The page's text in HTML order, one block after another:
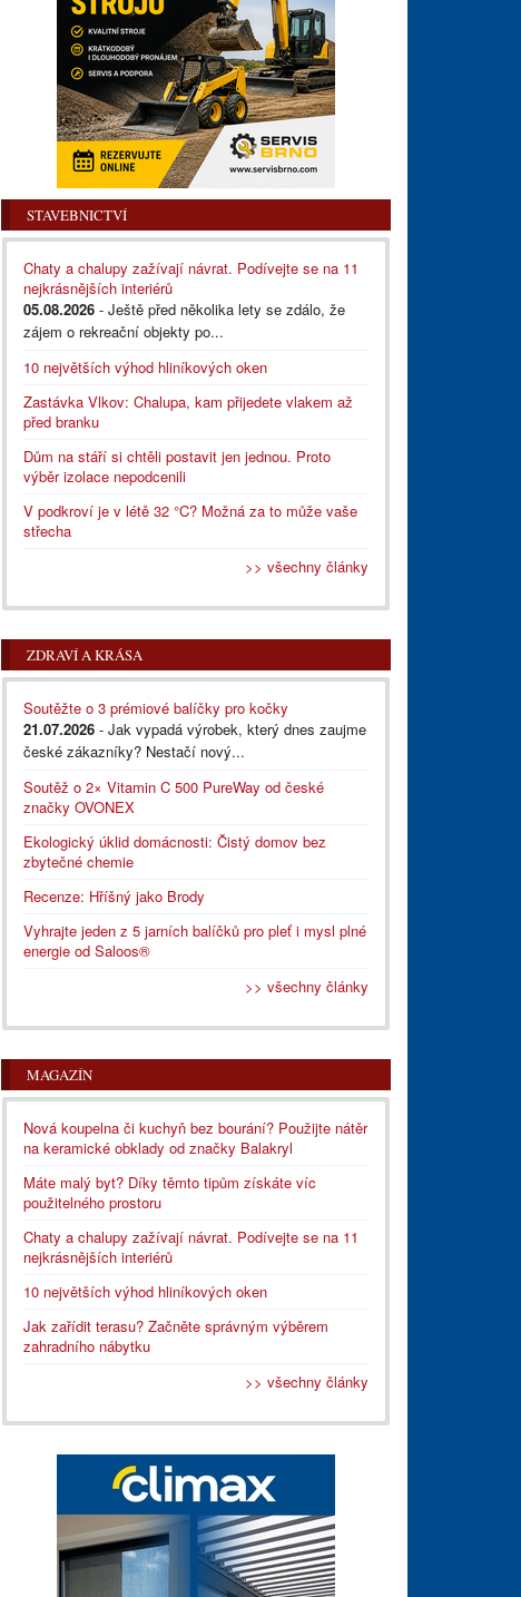
STAVEBNICTVÍ
Chaty a chalupy zažívají návrat. Podívejte se na 11
nejkrásnějších interiérů
05.08.2026 - Ještě před několika lety se zdálo, že
zájem o rekreační objekty po...
10 největších výhod hliníkových oken
Zastávka Vlkov: Chalupa, kam přijedete vlakem až
před branku
Dům na stáří si chtěli postavit jen jednou. Proto
výběr izolace nepodcenili
V podkroví je v létě 32 °C? Možná za to může vaše
střecha
>> všechny články
ZDRAVÍ A KRÁSA
Soutěžte o 3 prémiové balíčky pro kočky
21.07.2026 - Jak vypadá výrobek, který dnes zaujme
české zákazníky? Nestačí nový...
Soutěž o 2× Vitamin C 500 PureWay od české
značky OVONEX
Ekologický úklid domácnosti: Čistý domov bez
zbytečné chemie
Recenze: Hříšný jako Brody
Vyhrajte jeden z 5 jarních balíčků pro pleť i mysl plné
energie od Saloos®
>> všechny články
MAGAZÍN
Nová koupelna či kuchyň bez bourání? Použijte nátěr
na keramické obklady od značky Balakryl
Máte malý byt? Díky těmto tipům získáte víc
použitelného prostoru
Chaty a chalupy zažívají návrat. Podívejte se na 11
nejkrásnějších interiérů
10 největších výhod hliníkových oken
Jak zařídit terasu? Začněte správným výběrem
zahradního nábytku
>> všechny články